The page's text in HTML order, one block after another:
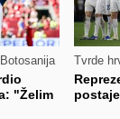
"Želim
Tvrde